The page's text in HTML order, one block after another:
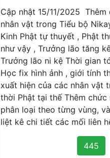
Cập nhật 15/11/2025 Thêm
nhân vật trong Tiểu bộ
Kinh Phật tự thuyết , Phật
như vậy , Trưởng lão tăng
Trưởng lão ni kệ Thời gian
Học fix hình ảnh , giới tính
xuất hiện của các nhân vật
thời Phật tại thế Thêm chức
phân loại theo từng vùng,
liệt kê chi tiết các mối liên
445